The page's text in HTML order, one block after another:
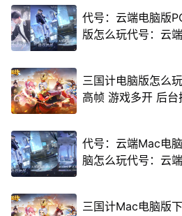
代号：云端电脑版
版怎么玩代号：云
三国计电脑版怎么
高帧 游戏多开 后
代号：云端Mac电
脑怎么玩代号：云
三国计Mac电脑版